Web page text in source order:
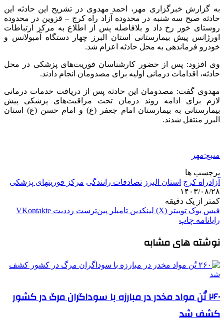
به گزارش خبرگزاری مهر، احمد مهدوی در تشریح این حادثه این
حادثه صبح سه شنبه در محدوده آزاد راه کرج – قزوین در محدوده
روستای خور
رخ داد و بلافاصله پس از اطلاع به مرکز ارتباطات
اورژانس پیش بیمارستانی استان البرز چهار دستگاه آمبولانس و
خودرو فرماندهی به محل حادثه اعزام شد.
وی افزود: پس از حضور کارشناسان فوریت‌های پزشکی در محل
حادثه، اقدامات درمانی اولیه برای مصدومان انجام دادند.
مهدوی گفت: مصدومان این حادثه پس از دریافت خدمات درمانی
لازم برای ادامه روند درمان تحت مراقبت‌های پزشکی پیش
بیمارستانی به بیمارستان امام جعفر (ع)و امام حسن (ع) استان
البرز منتقل شدند.
منبع:مهر
برچسب ها
آزادراه کرج استان البرز تصادفات رانندگی مرکز فوریتهای پزشکی
۱۴۰۳/۰۸/۲۸
کمتر از یک دقیقه
فیس بوک توییتر (X) لینکدین ‫تامبلر ‫پین‌ترست ‫رددیت ‫VKontakte
رایانامه چاپ
نوشته های مشابه
۲۶۰ تُن مواد مخدر در مبارزه با سوداگران مرگ در کشور
کشف شد